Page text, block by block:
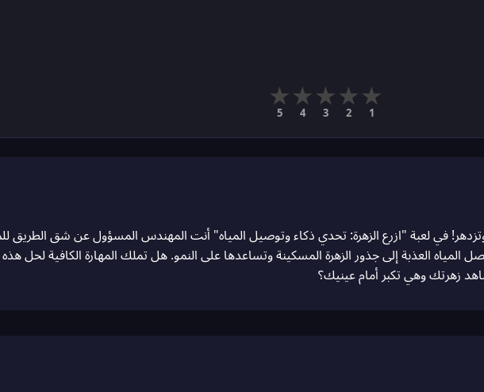
★
1
★
2
★
3
★
4
★
5
في لعبة "ازرع الزهرة: تحدي ذكاء وتوصيل المياه" أنت المهندس المسؤول عن شق الطريق
العذبة إلى جذور الزهرة المسكينة وتساعدها على النمو. هل تملك المهارة الكافية لحل هذه
زهرتك وهي تكبر أمام عينيك؟